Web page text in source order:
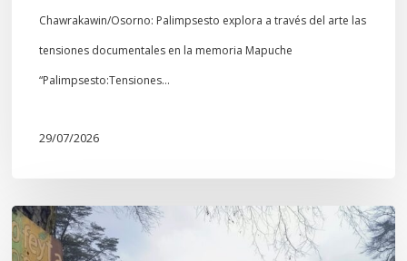
Chawrakawin/Osorno: Palimpsesto explora a través del arte las
tensiones documentales en la memoria Mapuche
“Palimpsesto:Tensiones…
29/07/2026
En
defensa